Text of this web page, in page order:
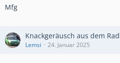
Mfg
Knackgeräusch aus dem
Lemsi 24. Januar 2025